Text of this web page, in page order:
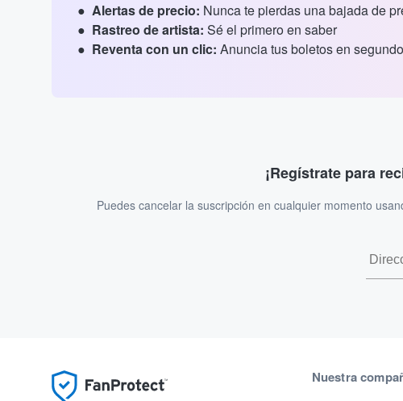
Alertas de precio: Nunca te pierdas una bajada de
Rastreo de artista: Sé el primero en saber
Reventa con un clic: Anuncia tus boletos en
¡Regístrate para
Puedes cancelar la suscripción en cualquier momento
Nuestra